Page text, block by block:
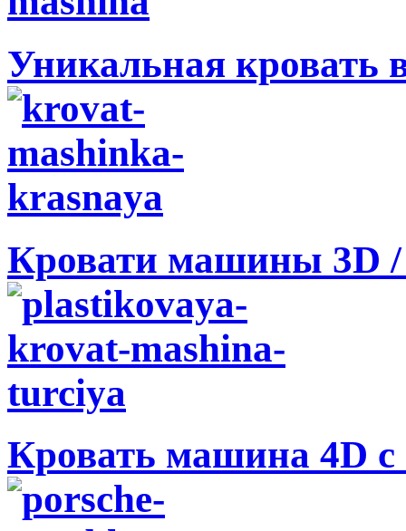
Уникальная кровать
Кровати машины 3D
Кровать машина 4D с